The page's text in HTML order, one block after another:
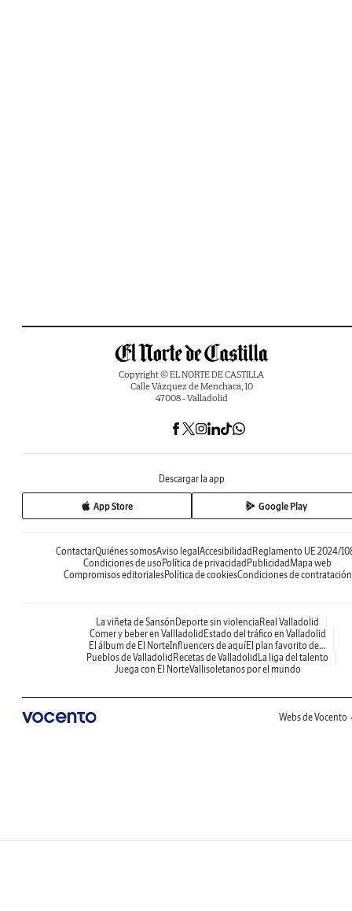
Copyright © EL NORTE DE CASTILLA
Calle Vázquez de Menchaca, 10
47008 - Valladolid
Descargar la app
App Store Google Play
ContactarQuiénes somosAviso legal Accesibilidad Reglamento UE 2024/
Condiciones de uso Política de privacidad Publicidad Mapa web
Compromisos editorialesPolítica de cookiesCondiciones de contratación
La viñeta de Sansón Deporte sin violencia Real Valladolid
Comer y beber en Vallladolid Estado del tráfico en Valladolid
El álbum de El NorteInfluencers de aquíEl plan favorito de...
Pueblos de Valladolid Recetas de Valladolid La liga del talento
Juega con El NorteVallisoletanos por el mundo
Webs de Vocento